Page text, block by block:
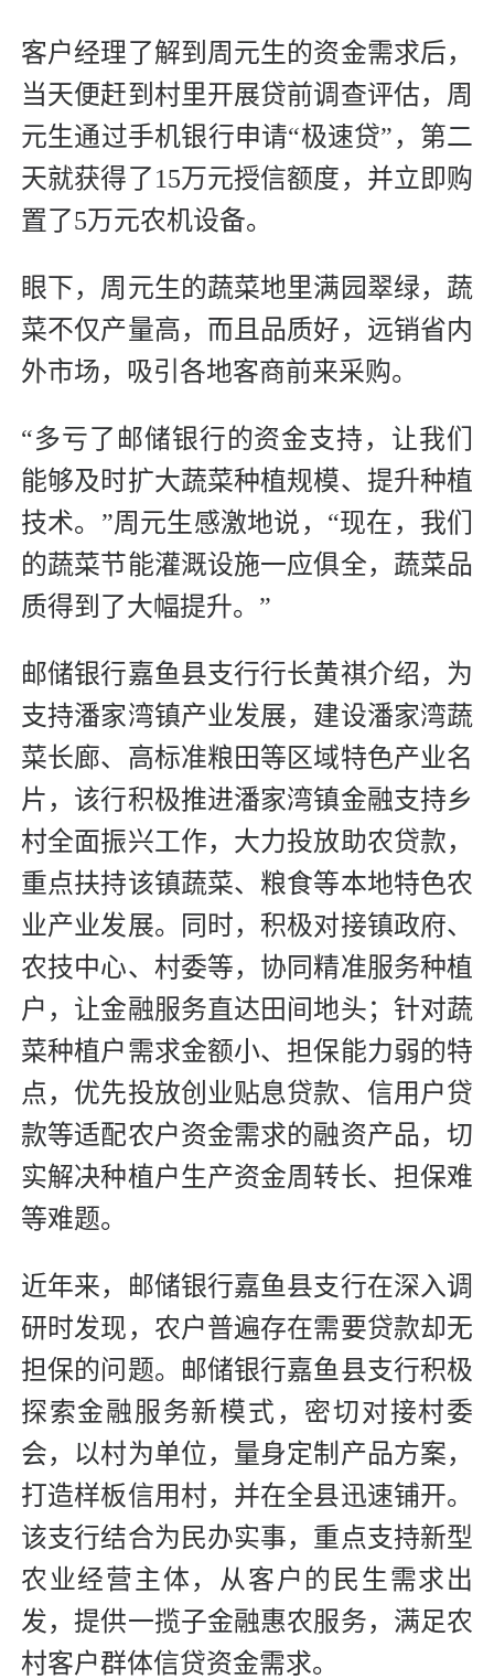
客户经理了解到周元生的资金需求后，
当天便赶到村里开展贷前调查评估，周
元生通过手机银行申请“极速贷”，第二
天就获得了15万元授信额度，并立即购
置了5万元农机设备。
眼下，周元生的蔬菜地里满园翠绿，蔬
菜不仅产量高，而且品质好，远销省内
外市场，吸引各地客商前来采购。
“多亏了邮储银行的资金支持，让我们
能够及时扩大蔬菜种植规模、提升种植
技术。”周元生感激地说，“现在，我们
的蔬菜节能灌溉设施一应俱全，蔬菜品
质得到了大幅提升。”
邮储银行嘉鱼县支行行长黄祺介绍，为
支持潘家湾镇产业发展，建设潘家湾蔬
菜长廊、高标准粮田等区域特色产业名
片，该行积极推进潘家湾镇金融支持乡
村全面振兴工作，大力投放助农贷款，
重点扶持该镇蔬菜、粮食等本地特色农
业产业发展。同时，积极对接镇政府、
农技中心、村委等，协同精准服务种植
户，让金融服务直达田间地头；针对蔬
菜种植户需求金额小、担保能力弱的特
点，优先投放创业贴息贷款、信用户贷
款等适配农户资金需求的融资产品，切
实解决种植户生产资金周转长、担保难
等难题。
近年来，邮储银行嘉鱼县支行在深入调
研时发现，农户普遍存在需要贷款却无
担保的问题。邮储银行嘉鱼县支行积极
探索金融服务新模式，密切对接村委
会，以村为单位，量身定制产品方案，
打造样板信用村，并在全县迅速铺开。
该支行结合为民办实事，重点支持新型
农业经营主体，从客户的民生需求出
发，提供一揽子金融惠农服务，满足农
村客户群体信贷资金需求。